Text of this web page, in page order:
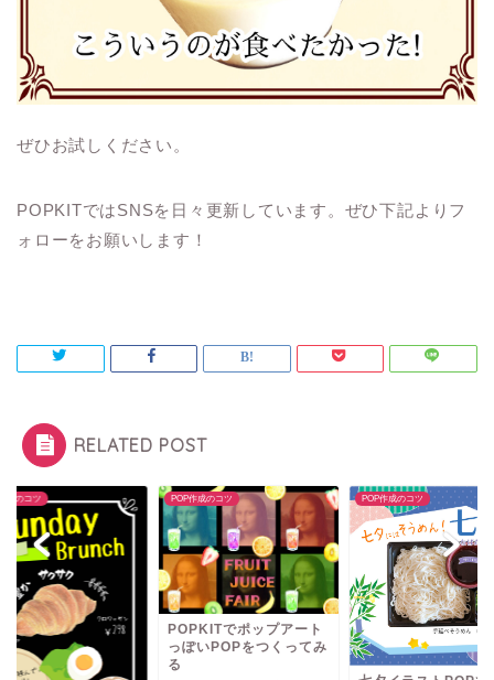
ぜひお試しください。
POPKITではSNSを日々更新しています。ぜひ下記よりフ
ォローをお願いします！
RELATED POST
成のコツ POP作成のコツ
POPKITでポップアート
っぽいPOPをつくってみ
る
POP作成のコツ